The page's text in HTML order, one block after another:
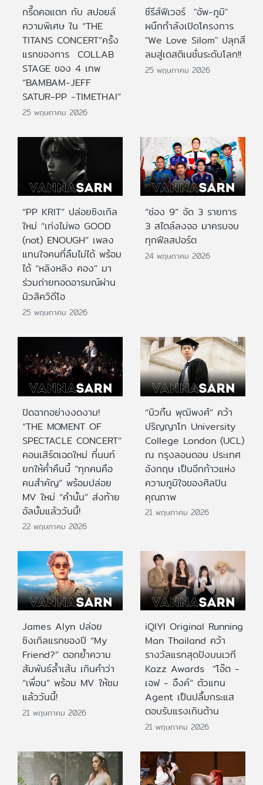
กรี๊ดคอแตก กับ สปอยล์
ความพิเศษ ใน “THE
TITANS CONCERT”ครั้ง
แรกของการ COLLAB
STAGE ของ 4 เทพ
“BAMBAM-JEFF
SATUR-PP -TIMETHAI”
25 พฤษภาคม 2026
ซีรีส์ฟีเวอร์ "อัพ-ภูมิ"
ผนึกกำลังเปิดโครงการ
"We Love Silom" ปลุกสี
ลมสู่เดสติเนชั่นระดับโลก!!
25 พฤษภาคม 2026
“PP KRIT” ปล่อยซิงเกิล
ใหม่ “เก่งไม่พอ GOOD
(not) ENOUGH” เพลง
แทนใจคนที่ลืมไม่ได้ พร้อม
ได้ “หลิงหลิง คอง” มา
ร่วมถ่ายทอดอารมณ์ผ่าน
มิวสิควิดีโอ
25 พฤษภาคม 2026
“ช่อง 9” จัด 3 รายการ
3 สไตล์ลงจอ มาครบจบ
ทุกฟีลสปอร์ต
24 พฤษภาคม 2026
ปิดฉากอย่างงดงาม!
“THE MOMENT OF
SPECTACLE CONCERT”
คอนเสิร์ตเฉดใหม่ ที่นนท์
ยกให้ค่ำคืนนี้ “ทุกคนคือ
คนสำคัญ” พร้อมปล่อย
MV ใหม่ “คำนั้น” ส่งท้าย
อัลบั้มแล้ววันนี้!
22 พฤษภาคม 2026
“บิวกิ้น พุฒิพงศ์” คว้า
ปริญญาโท University
College London (UCL)
ณ กรุงลอนดอน ประเทศ
อังกฤษ เป็นอีกก้าวแห่ง
ความภูมิใจของศิลปิน
คุณภาพ
21 พฤษภาคม 2026
James Alyn ปล่อย
ซิงเกิลแรกของปี “My
Friend?” ตอกย้ำความ
สัมพันธ์ล้ำเส้น เกินคำว่า
“เพื่อน” พร้อม MV ให้ชม
แล้ววันนี้!
21 พฤษภาคม 2026
iQIYI Original Running
Man Thailand คว้า
รางวัลแรกสุดปังบนเวที
Kazz Awards “โอ๊ต -
เจฟ - อิ้งค์” ตัวแทน
Agent เป็นปลื้มกระแส
ตอบรับแรงเกินต้าน
21 พฤษภาคม 2026